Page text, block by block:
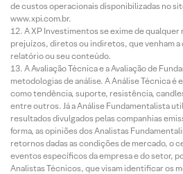
de custos operacionais disponibilizadas no
www.xpi.com.br.
A XP Investimentos se exime de
prejuízos, diretos ou indiretos, que venham
relatório ou seu conteúdo.
A Avaliação Técnica e a Avaliação de
metodologias de análise. A Análise Técnica
como tendência, suporte, resistência,
entre outros. Já a Análise Fundamentalista
resultados divulgados pelas companhias
forma, as opiniões dos Analistas
retornos dadas as condições de mercado, o
eventos específicos da empresa e do setor,
Analistas Técnicos, que visam identificar os